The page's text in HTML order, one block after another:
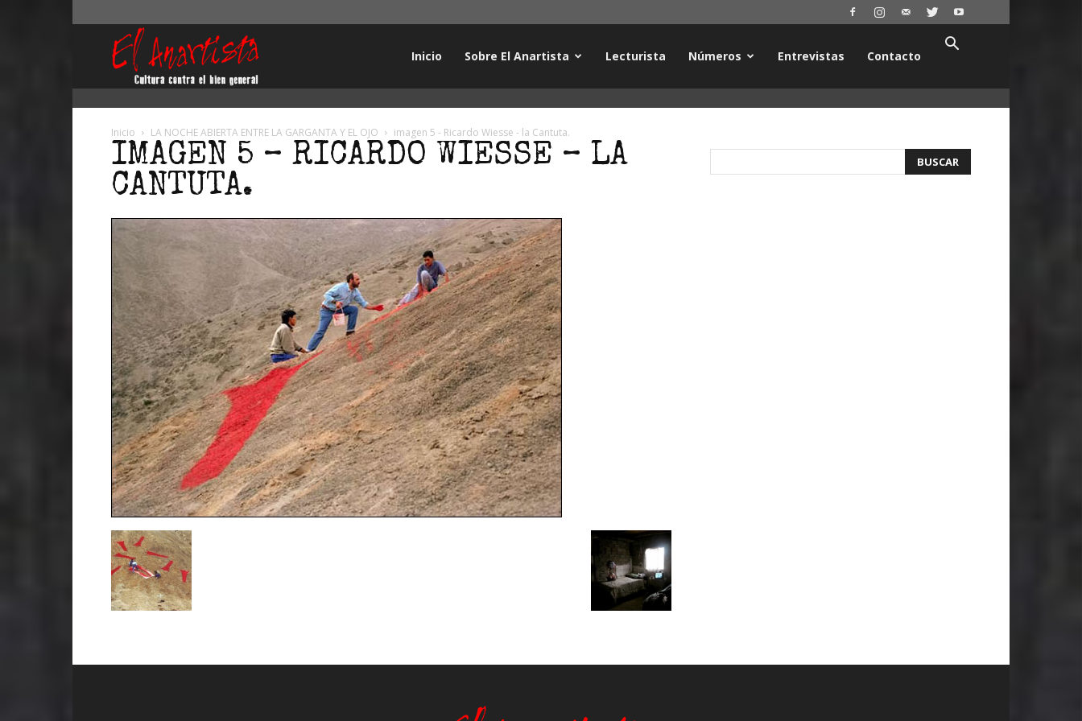
Inicio Sobre El Anartista Lecturista Números Entrevistas Contacto
Inicio LA NOCHE ABIERTA ENTRE LA GARGANTA Y EL OJO imagen 5 - Ricardo Wiesse - la Cantuta.
IMAGEN 5 – RICARDO WIESSE – LA
CANTUTA.